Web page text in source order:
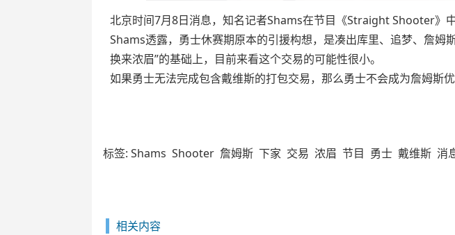
北京时间7月8日消息，知名记者Shams在节目《Straight Shooter》中
Shams透露，勇士休赛期原本的引援构想，是凑出库里、追梦、詹
换来浓眉”的基础上，目前来看这个交易的可能性很小。
如果勇士无法完成包含戴维斯的打包交易，那么勇士不会成为詹姆斯
标签: Shams Shooter 詹姆斯 下家 交易 浓眉 节目 勇士 戴维斯 消
相关内容